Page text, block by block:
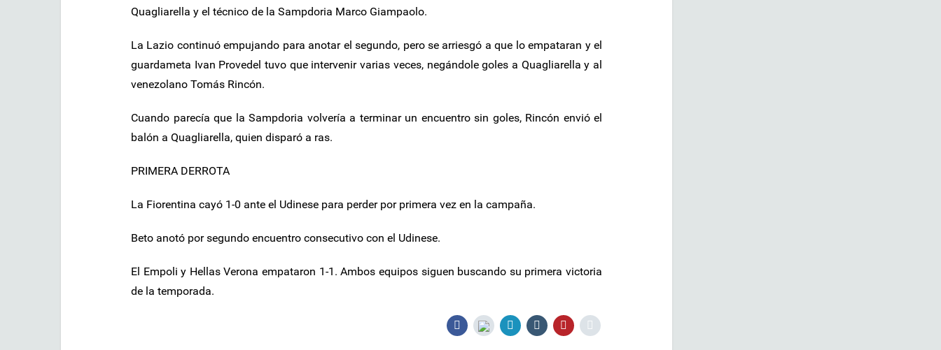
Quagliarella y el técnico de la Sampdoria Marco Giampaolo.
La Lazio continuó empujando para anotar el segundo, pero se arriesgó a que lo empataran y el
guardameta Ivan Provedel tuvo que intervenir varias veces, negándole goles a Quagliarella y al
venezolano Tomás Rincón.
Cuando parecía que la Sampdoria volvería a terminar un encuentro sin goles, Rincón envió el
balón a Quagliarella, quien disparó a ras.
PRIMERA DERROTA
La Fiorentina cayó 1-0 ante el Udinese para perder por primera vez en la campaña.
Beto anotó por segundo encuentro consecutivo con el Udinese.
El Empoli y Hellas Verona empataron 1-1. Ambos equipos siguen buscando su primera victoria
de la temporada.